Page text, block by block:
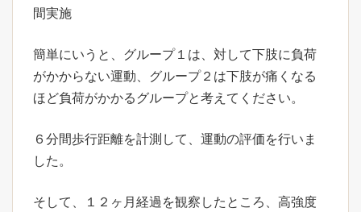
間実施
簡単にいうと、グループ１は、対して下肢に負荷
がかからない運動、グループ２は下肢が痛くなる
ほど負荷がかかるグループと考えてください。
６分間歩行距離を計測して、運動の評価を行いま
した。
そして、１２ヶ月経過を観察したところ、高強度